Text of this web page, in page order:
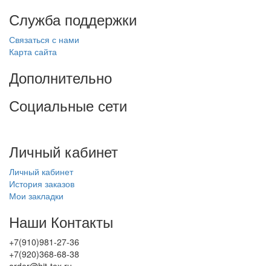
Служба поддержки
Связаться с нами
Карта сайта
Дополнительно
Социальные сети
Личный кабинет
Личный кабинет
История заказов
Мои закладки
Наши Контакты
+7(910)981-27-36
+7(920)368-68-38